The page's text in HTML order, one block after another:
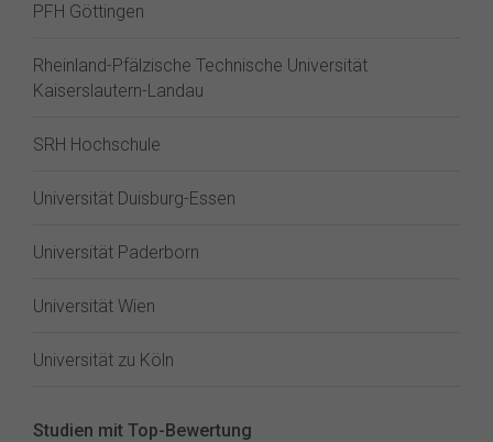
PFH Göttingen
Rheinland-Pfälzische Technische Universität
Kaiserslautern-Landau
SRH Hochschule
Universität Duisburg-Essen
Universität Paderborn
Universität Wien
Universität zu Köln
Studien mit Top-Bewertung